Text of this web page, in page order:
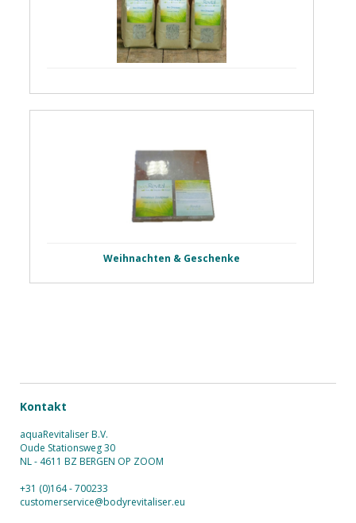
Weihnachten & Geschenke
Kontakt
aquaRevitaliser B.V.
Oude Stationsweg 30
NL - 4611 BZ BERGEN OP ZOOM
+31 (0)164 - 700233
customerservice@bodyrevitaliser.eu